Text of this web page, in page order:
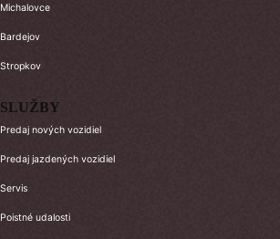
Michalovce
Bardejov
Stropkov
SLUŽBY
Predaj nových vozidiel
Predaj jazdených vozidiel
Servis
Poistné udalosti